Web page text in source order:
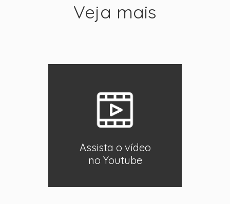
Veja mais
Assista o vídeo
no Youtube